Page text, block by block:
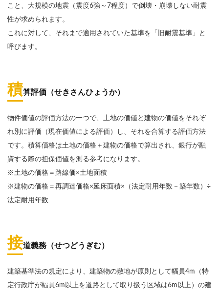
こと、大規模の地震（震度6強～7程度）で倒壊・崩壊しない耐震
性が求められます。
これに対して、それまで適用されていた基準を「旧耐震基準」と
呼びます。
積算評価（せきさんひょうか）
物件価値の評価方法の一つで、土地の価値と建物の価値をそれぞ
れ別に評価（現在価値による評価）し、それを合算する評価方法
です。積算価格は土地の価格＋建物の価格で算出され、銀行が融
資する際の担保価値を測る参考になります。
※土地の価格＝路線価×土地面積
※建物の価格＝再調達価格×延床面積×（法定耐用年数－築年数）÷
法定耐用年数
接道義務（せつどうぎむ）
建築基準法の規定により、建築物の敷地が原則として幅員4m（特
定行政庁が幅員6m以上を道路として取り扱う区域は6m以上）の建